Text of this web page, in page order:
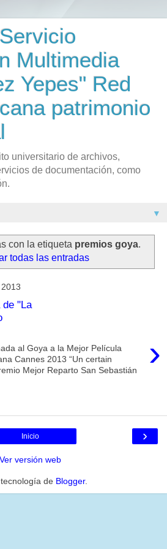
Multimedia
Yepes" Red
patrimonio
universitario de archivos,
de documentación, como
▼
con la etiqueta premios goya.
todas las entradas
de "La
›
al Goya a la Mejor Película
Cannes 2013 “Un certain
Mejor Reparto San Sebastián
›
Inicio
Ver versión web
de Blogger.